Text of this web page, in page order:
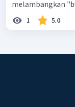
melambangkan
1 5.0